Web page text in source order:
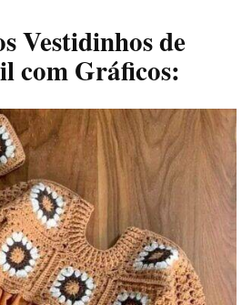
Vestidinhos de
com Gráficos: